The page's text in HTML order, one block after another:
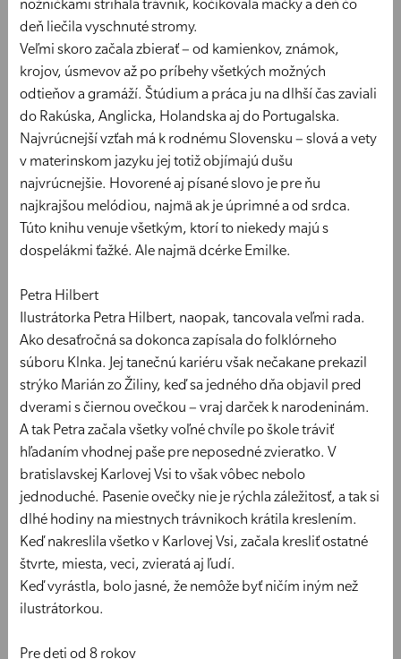
nožničkami strihala trávnik, kočíkovala mačky a deň čo
deň liečila vyschnuté stromy.
Veľmi skoro začala zbierať – od kamienkov, známok,
krojov, úsmevov až po príbehy všetkých možných
odtieňov a gramáží. Štúdium a práca ju na dlhší čas zaviali
do Rakúska, Anglicka, Holandska aj do Portugalska.
Najvrúcnejší vzťah má k rodnému Slovensku – slová a vety
v materinskom jazyku jej totiž objímajú dušu
najvrúcnejšie. Hovorené aj písané slovo je pre ňu
najkrajšou melódiou, najmä ak je úprimné a od srdca.
Túto knihu venuje všetkým, ktorí to niekedy majú s
dospelákmi ťažké. Ale najmä dcérke Emilke.
Petra Hilbert
Ilustrátorka Petra Hilbert, naopak, tancovala veľmi rada.
Ako desaťročná sa dokonca zapísala do folklórneho
súboru Klnka. Jej tanečnú kariéru však nečakane prekazil
strýko Marián zo Žiliny, keď sa jedného dňa objavil pred
dverami s čiernou ovečkou – vraj darček k narodeninám.
A tak Petra začala všetky voľné chvíle po škole tráviť
hľadaním vhodnej paše pre neposedné zvieratko. V
bratislavskej Karlovej Vsi to však vôbec nebolo
jednoduché. Pasenie ovečky nie je rýchla záležitosť, a tak si
dlhé hodiny na miestnych trávnikoch krátila kreslením.
Keď nakreslila všetko v Karlovej Vsi, začala kresliť ostatné
štvrte, miesta, veci, zvieratá aj ľudí.
Keď vyrástla, bolo jasné, že nemôže byť ničím iným než
ilustrátorkou.
Pre deti od 8 rokov